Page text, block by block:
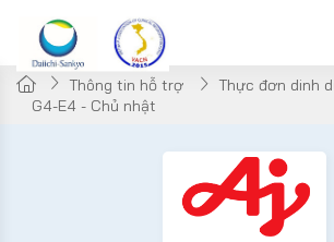
Thông tin hỗ trợ
Thực đơn dinh
G4-E4 - Chủ nhật